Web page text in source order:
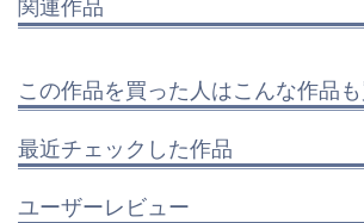
この作品を買った人はこんな作品
最近チェックした作品
ユーザーレビュー